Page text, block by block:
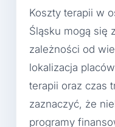
Koszty terapii w
Śląsku mogą się
zależności od
lokalizacja
terapii oraz czas
zaznaczyć, że
programy